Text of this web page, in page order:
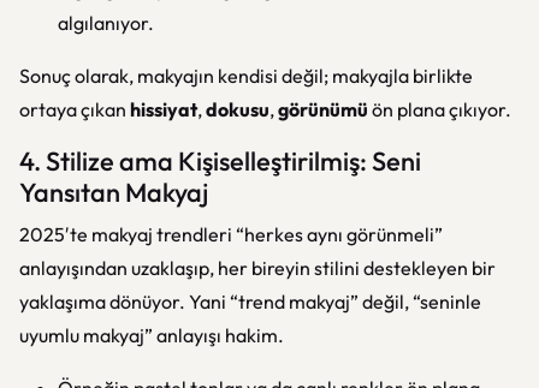
algılanıyor.
Sonuç olarak, makyajın kendisi değil; makyajla birlikte
ortaya çıkan hissiyat,dokusu,görünümü ön plana çıkıyor.
4. Stilize ama Kişiselleştirilmiş: Seni
Yansıtan Makyaj
2025′te makyaj trendleri “herkes aynı görünmeli”
anlayışından uzaklaşıp, her bireyin stilini destekleyen bir
yaklaşıma dönüyor. Yani “trend makyaj” değil, “seninle
uyumlu makyaj” anlayışı hakim.